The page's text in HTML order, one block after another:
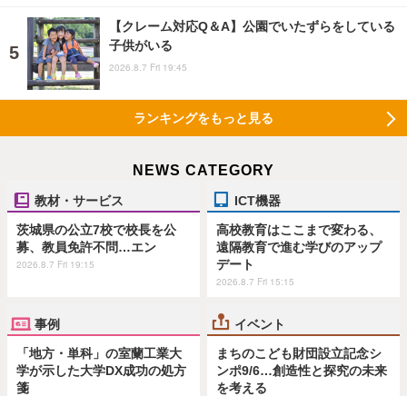
【クレーム対応Q＆A】公園でいたずらをしている
子供がいる
2026.8.7 Fri 19:45
ランキングをもっと見る
NEWS CATEGORY
教材・サービス
茨城県の公立7校で校長を公
募、教員免許不問…エン
2026.8.7 Fri 19:15
ICT機器
高校教育はここまで変わる、
遠隔教育で進む学びのアップ
デート
2026.8.7 Fri 15:15
事例
「地方・単科」の室蘭工業大
学が示した大学DX成功の処方
箋
イベント
まちのこども財団設立記念シ
ンポ9/6…創造性と探究の未来
を考える